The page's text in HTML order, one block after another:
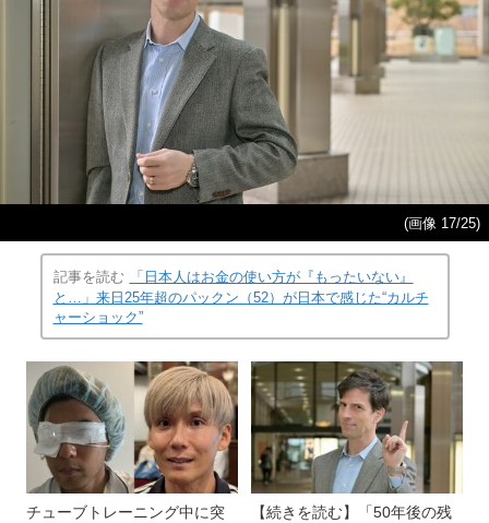
(画像 17/25)
記事を読む
「日本人はお金の使い方が『もったいない』
と…」来日25年超のパックン（52）が日本で感じた“カルチ
ャーショック”
チューブトレーニング中に突
【続きを読む】「50年後の残